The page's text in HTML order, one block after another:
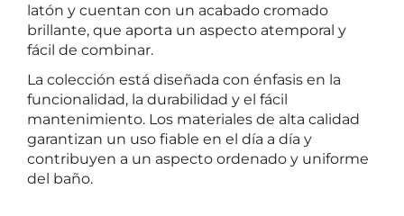
latón y cuentan con un acabado cromado
brillante, que aporta un aspecto atemporal y
fácil de combinar.
La colección está diseñada con énfasis en la
funcionalidad, la durabilidad y el fácil
mantenimiento. Los materiales de alta calidad
garantizan un uso fiable en el día a día y
contribuyen a un aspecto ordenado y uniforme
del baño.